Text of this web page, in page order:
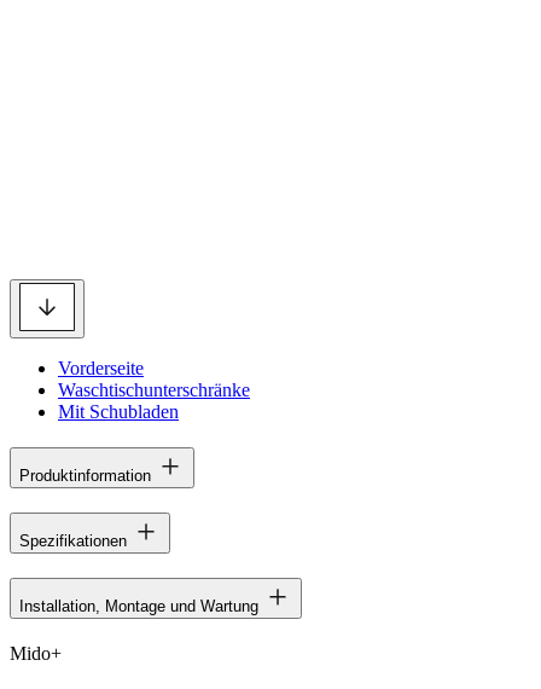
Vorderseite
Waschtischunterschränke
Mit Schubladen
Produktinformation
Spezifikationen
Installation, Montage und Wartung
Mido+